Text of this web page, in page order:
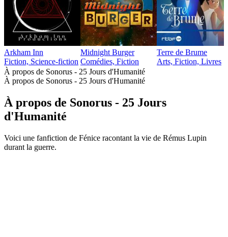
Arkham Inn
Fiction, Science-fiction
Midnight Burger
Comédies, Fiction
Terre de Brume
Arts, Fiction, Livres
À propos de Sonorus - 25 Jours d'Humanité
À propos de Sonorus - 25 Jours d'Humanité
À propos de Sonorus - 25 Jours
d'Humanité
Voici une fanfiction de Fénice racontant la vie de Rémus Lupin
durant la guerre.